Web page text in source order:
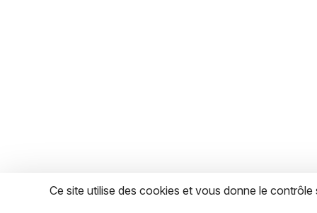
Ce site utilise des cookies et vous donne le